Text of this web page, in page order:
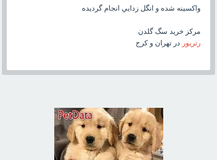
واکسينه شده و انگل زدايي انجام گرديده
مرکز خريد سگ گلدن
رتريور در تهران و کرج